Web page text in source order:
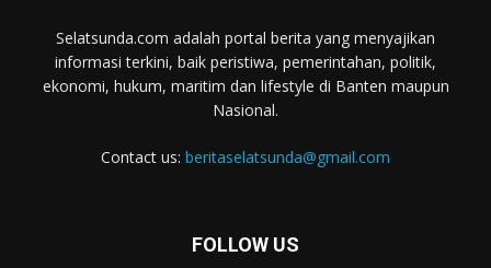
Selatsunda.com adalah portal berita yang menyajikan
informasi terkini, baik peristiwa, pemerintahan, politik,
ekonomi, hukum, maritim dan lifestyle di Banten maupun
Nasional.
Contact us: beritaselatsunda@gmail.com
FOLLOW US